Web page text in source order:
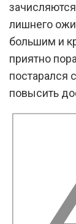
лишнего
большим и
приятно
постарался
повысить